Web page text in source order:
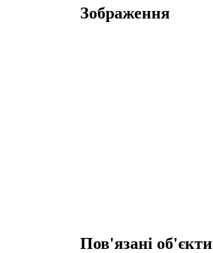
Зображення
Пов'язані об'єкти